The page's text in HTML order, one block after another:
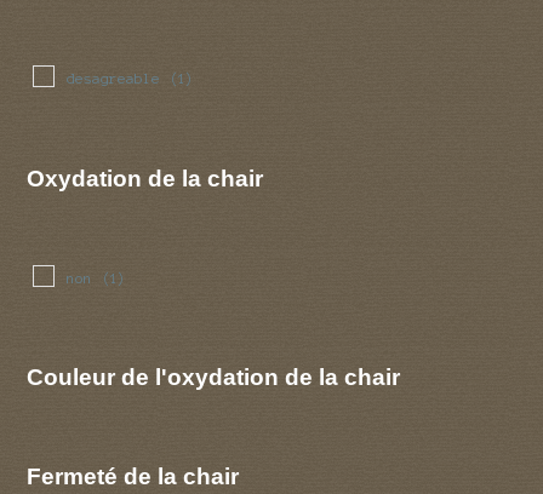
desagreable (1)
Oxydation de la chair
non (1)
Couleur de l'oxydation de la chair
Fermeté de la chair